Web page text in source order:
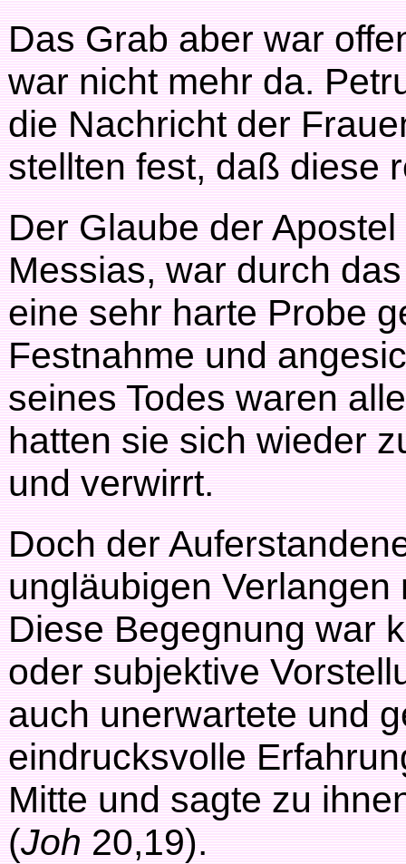
Das Grab aber war
war nicht mehr da.
die Nachricht der
stellten fest, daß diese
Der Glaube der
Messias, war durch
eine sehr harte Probe
Festnahme und
seines Todes waren
hatten sie sich wieder
und verwirrt.
Doch der
ungläubigen
Diese Begegnung war
oder subjektive
auch unerwartete und
eindrucksvolle
Mitte und sagte zu
(Joh20,19).